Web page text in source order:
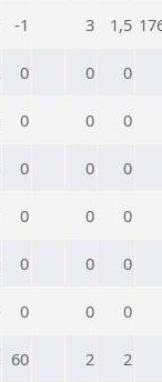
-1 3 1,5
0 0 0
0 0 0
0 0 0
0 0 0
0 0 0
0 0 0
60 2 2